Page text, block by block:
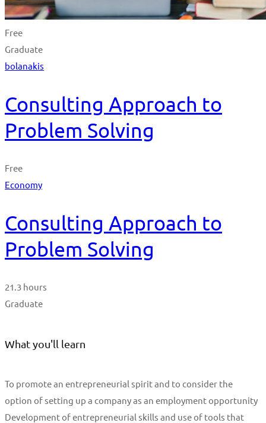
Free
Graduate
bolanakis
Consulting Approach to
Problem Solving
Free
Economy
Consulting Approach to
Problem Solving
21.3 hours
Graduate
What you'll learn
To promote an entrepreneurial spirit and to consider the
option of setting up a company as an employment opportunity
Development of entrepreneurial skills and use of tools that